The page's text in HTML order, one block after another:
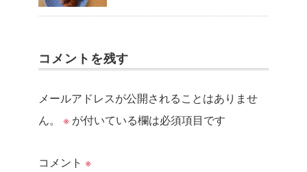
コメントを残す
メールアドレスが公開されることはありませ
ん。
※ が付いている欄は必須項目です
コメント ※